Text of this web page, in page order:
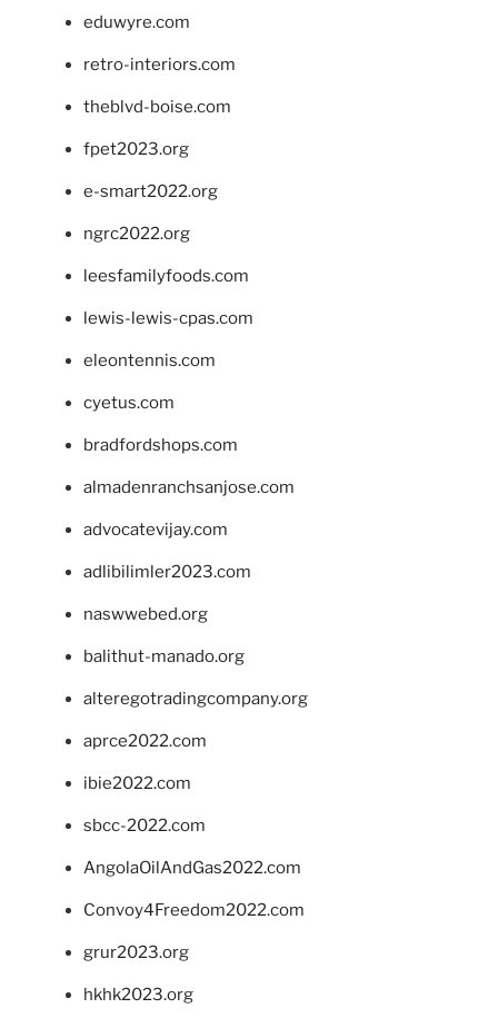
eduwyre.com
retro-interiors.com
theblvd-boise.com
fpet2023.org
e-smart2022.org
ngrc2022.org
leesfamilyfoods.com
lewis-lewis-cpas.com
eleontennis.com
cyetus.com
bradfordshops.com
almadenranchsanjose.com
advocatevijay.com
adlibilimler2023.com
naswwebed.org
balithut-manado.org
alteregotradingcompany.org
aprce2022.com
ibie2022.com
sbcc-2022.com
AngolaOilAndGas2022.com
Convoy4Freedom2022.com
grur2023.org
hkhk2023.org